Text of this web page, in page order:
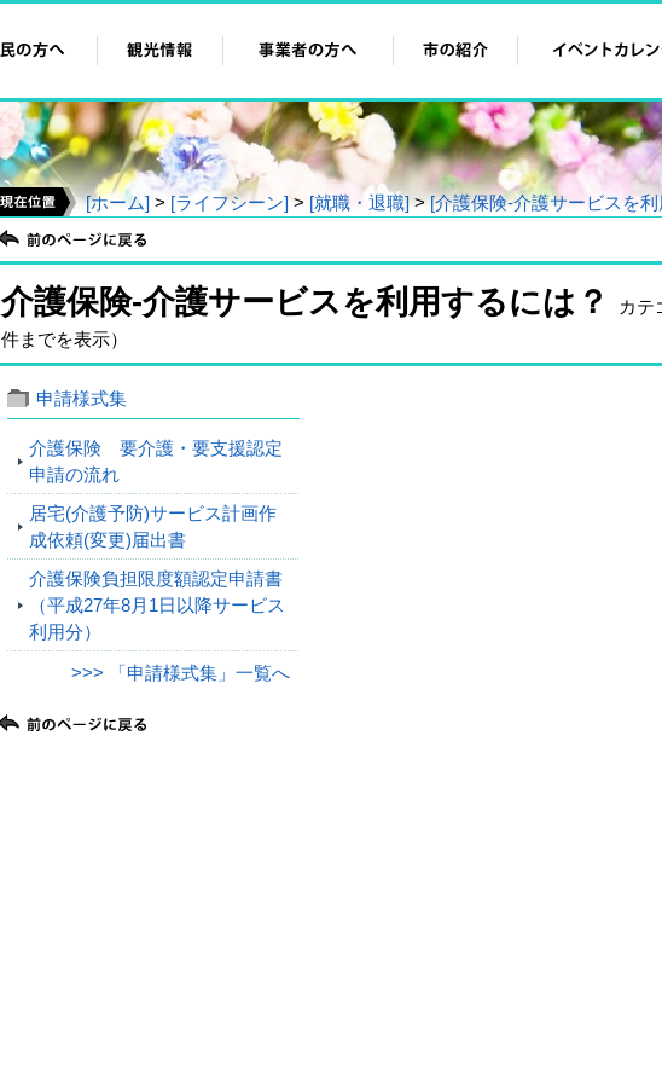
[ホーム] > [ライフシーン]> [就職・退職]>[介護保険‐介護サービスを
介護保険‐介護サービスを利用するには？
カテ
件までを表示）
申請様式集
介護保険 要介護・要支援認定
申請の流れ
居宅(介護予防)サービス計画作
成依頼(変更)届出書
介護保険負担限度額認定申請書
（平成27年8月1日以降サービス
利用分）
>>> 「申請様式集」一覧へ